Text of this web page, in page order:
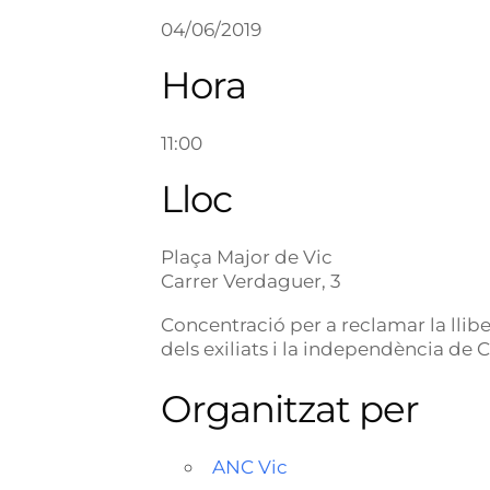
04/06/2019
Hora
11:00
Lloc
Plaça Major de Vic
Carrer Verdaguer, 3
Concentració per a reclamar la
dels exiliats i la independència de
Organitzat per
ANC Vic